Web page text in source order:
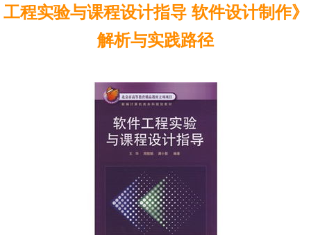
工程实验与课程设计指导 软件设计制作》
解析与实践路径